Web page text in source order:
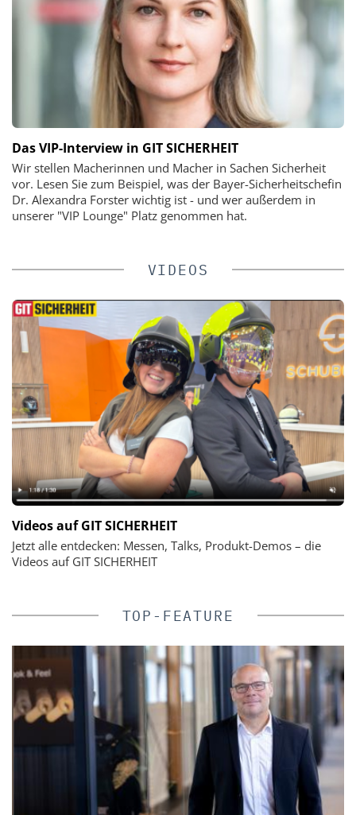
Das VIP-Interview in GIT SICHERHEIT
Wir stellen Macherinnen und Macher in Sachen Sicherheit
vor. Lesen Sie zum Beispiel, was der Bayer-Sicherheitschefin
Dr. Alexandra Forster wichtig ist - und wer außerdem in
unserer "VIP Lounge" Platz genommen hat.
VIDEOS
Videos auf GIT SICHERHEIT
Jetzt alle entdecken: Messen, Talks, Produkt-Demos – die
Videos auf GIT SICHERHEIT
TOP-FEATURE